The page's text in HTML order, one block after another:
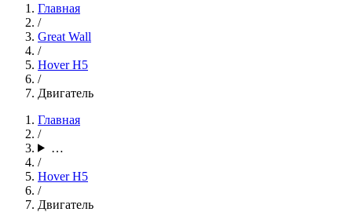
Главная
/
Great Wall
/
Hover H5
/
Двигатель
Главная
/
…
/
Hover H5
/
Двигатель